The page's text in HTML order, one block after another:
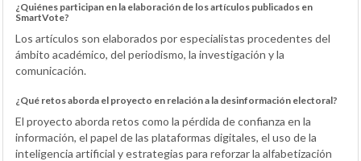
¿Quiénes participan en la elaboración de los artículos publicados en
SmartVote?
Los artículos son elaborados por especialistas procedentes del
ámbito académico, del periodismo, la investigación y la
comunicación.
¿Qué retos aborda el proyecto en relación a la desinformación electoral?
El proyecto aborda retos como la pérdida de confianza en la
información, el papel de las plataformas digitales, el uso de la
inteligencia artificial y estrategias para reforzar la alfabetización